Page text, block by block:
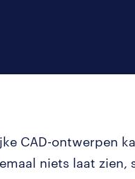
CAD-ontwerpen
niets laat zien,